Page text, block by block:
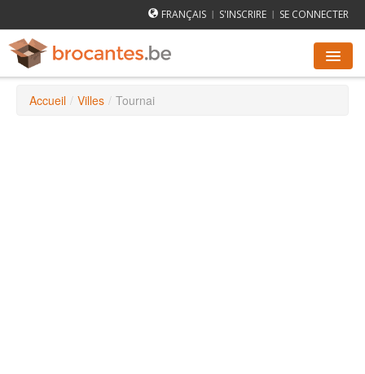
FRANÇAIS | S'INSCRIRE | SE CONNECTER
AGENDA DES BROCANTES
Accueil / Villes / Tournai